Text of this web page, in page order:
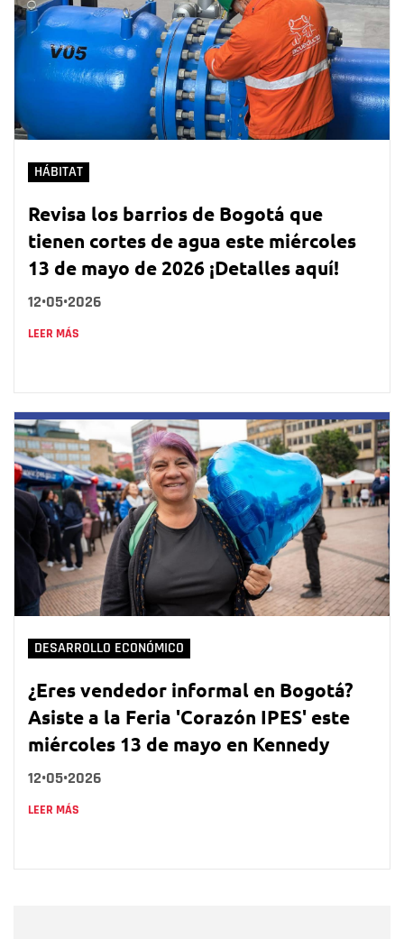
HÁBITAT
Revisa los barrios de Bogotá que
tienen cortes de agua este miércoles
13 de mayo de 2026 ¡Detalles aquí!
12•05•2026
LEER MÁS
DESARROLLO ECONÓMICO
¿Eres vendedor informal en Bogotá?
Asiste a la Feria 'Corazón IPES' este
miércoles 13 de mayo en Kennedy
12•05•2026
LEER MÁS